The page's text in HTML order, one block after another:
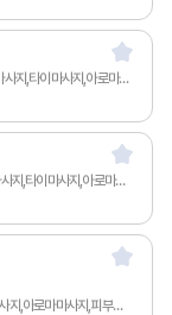
일급 50만이상 / 20세 이하 / 무관 / 무관 / 아르바이트 / 스웨디시마사지,타이마사지,아로마마사지,스포츠마사지,발마사지,피부관리,남녀왁싱,카운터관리,토탈샵관리,1인샵,홈케어,림프
주급 300이상 / 20세 이하 / 무관 / 무관 / 아르바이트 / 스웨디시마사지,타이마사지,아로마마사지,스포츠마사지,발마사지,피부관리,남녀왁싱,카운터관리,토탈샵관리,1인샵,홈케어,림프
급여협의 / 50세 이하 / 무관 / 여자 / 협의 / 스웨디시마사지,타이마사지,아로마마사지,피부관리,토탈샵관리,1인샵,홈케어,림프